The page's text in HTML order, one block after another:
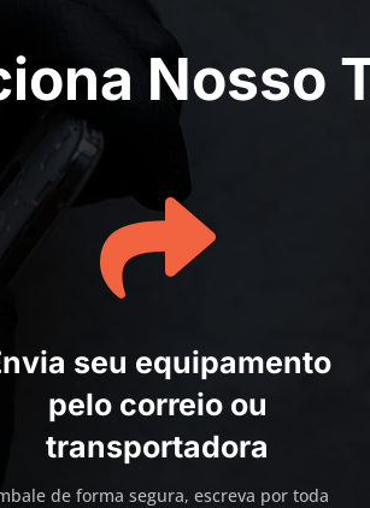
Nosso

seu equipamento
pelo correio ou
transportadora
de forma segura, escreva por toda